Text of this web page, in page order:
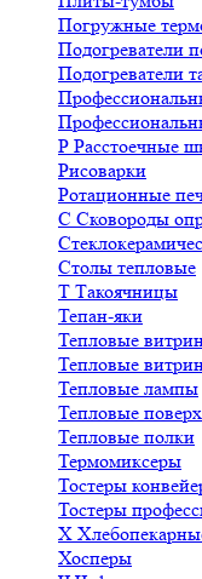
Погружные
Подогреватели
Подогреватели
Р Расстоечные
Рисоварки
Ротационные
С Сковороды
Столы тепловые
Т Такоячницы
Тепан-яки
Тепловые
Тепловые
Тепловые лампы
Тепловые
Тепловые полки
Термомиксеры
Тостеры
Тостеры
Х
Хосперы